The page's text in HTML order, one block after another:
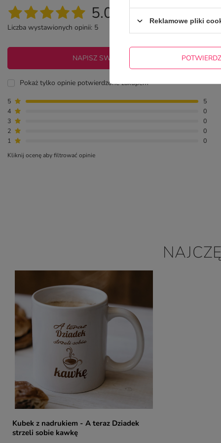
5.00
Liczba wystawionych opinii: 5
NAPISZ SWOJĄ OPINIĘ
Pokaż tylko opinie potwierdzone zakupem
5
5
4
0
3
0
2
0
1
0
Kliknij ocenę aby filtrować opinie
Kubek z nadrukiem - A teraz Dziadek
strzeli sobie kawkę
Reklamowe pliki